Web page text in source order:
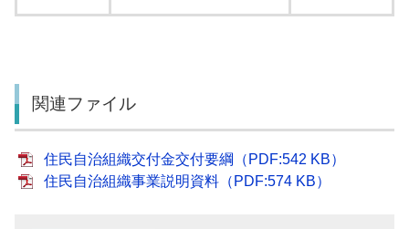
関連ファイル
住民自治組織交付金交付要綱（PDF:542 KB）
住民自治組織事業説明資料（PDF:574 KB）